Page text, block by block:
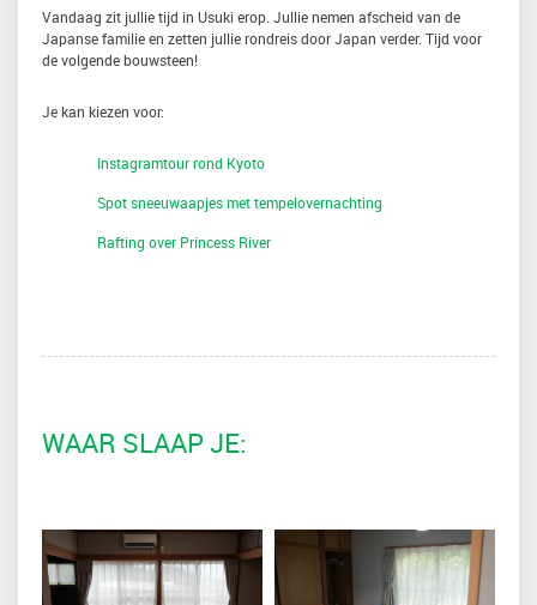
Vandaag zit jullie tijd in Usuki erop. Jullie nemen afscheid van de
Japanse familie en zetten jullie rondreis door Japan verder. Tijd voor
de volgende bouwsteen!
Je kan kiezen voor:
Instagramtour rond Kyoto
Spot sneeuwaapjes met tempelovernachting
Rafting over Princess River
WAAR SLAAP JE: